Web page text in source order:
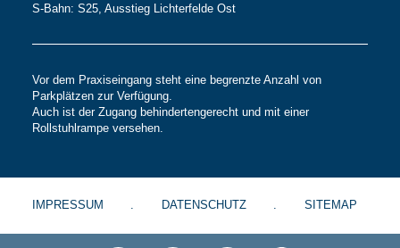
S-Bahn: S25, Ausstieg Lichterfelde Ost
Vor dem Praxiseingang steht eine begrenzte Anzahl von
Parkplätzen zur Verfügung.
Auch ist der Zugang behindertengerecht und mit einer
Rollstuhlrampe versehen.
IMPRESSUM DATENSCHUTZ SITEMAP